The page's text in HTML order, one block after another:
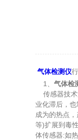
气体检测仪
1、 气体检
传感器技术
业化滞后，
成为的热点
等)扩展到毒
体传感器:如